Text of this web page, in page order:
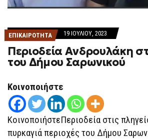
ΕΠΙΚΑΙΡΟΤΗΤΑ 19 ΙΟΥΛΊΟΥ, 2023
Περιοδεία Ανδρουλάκη
του Δήμου Σαρωνικού
Κοινοποιήστε
ΚοινοποιήστεΠεριοδεία στις
πυρκαγιά περιοχές του Δήμου